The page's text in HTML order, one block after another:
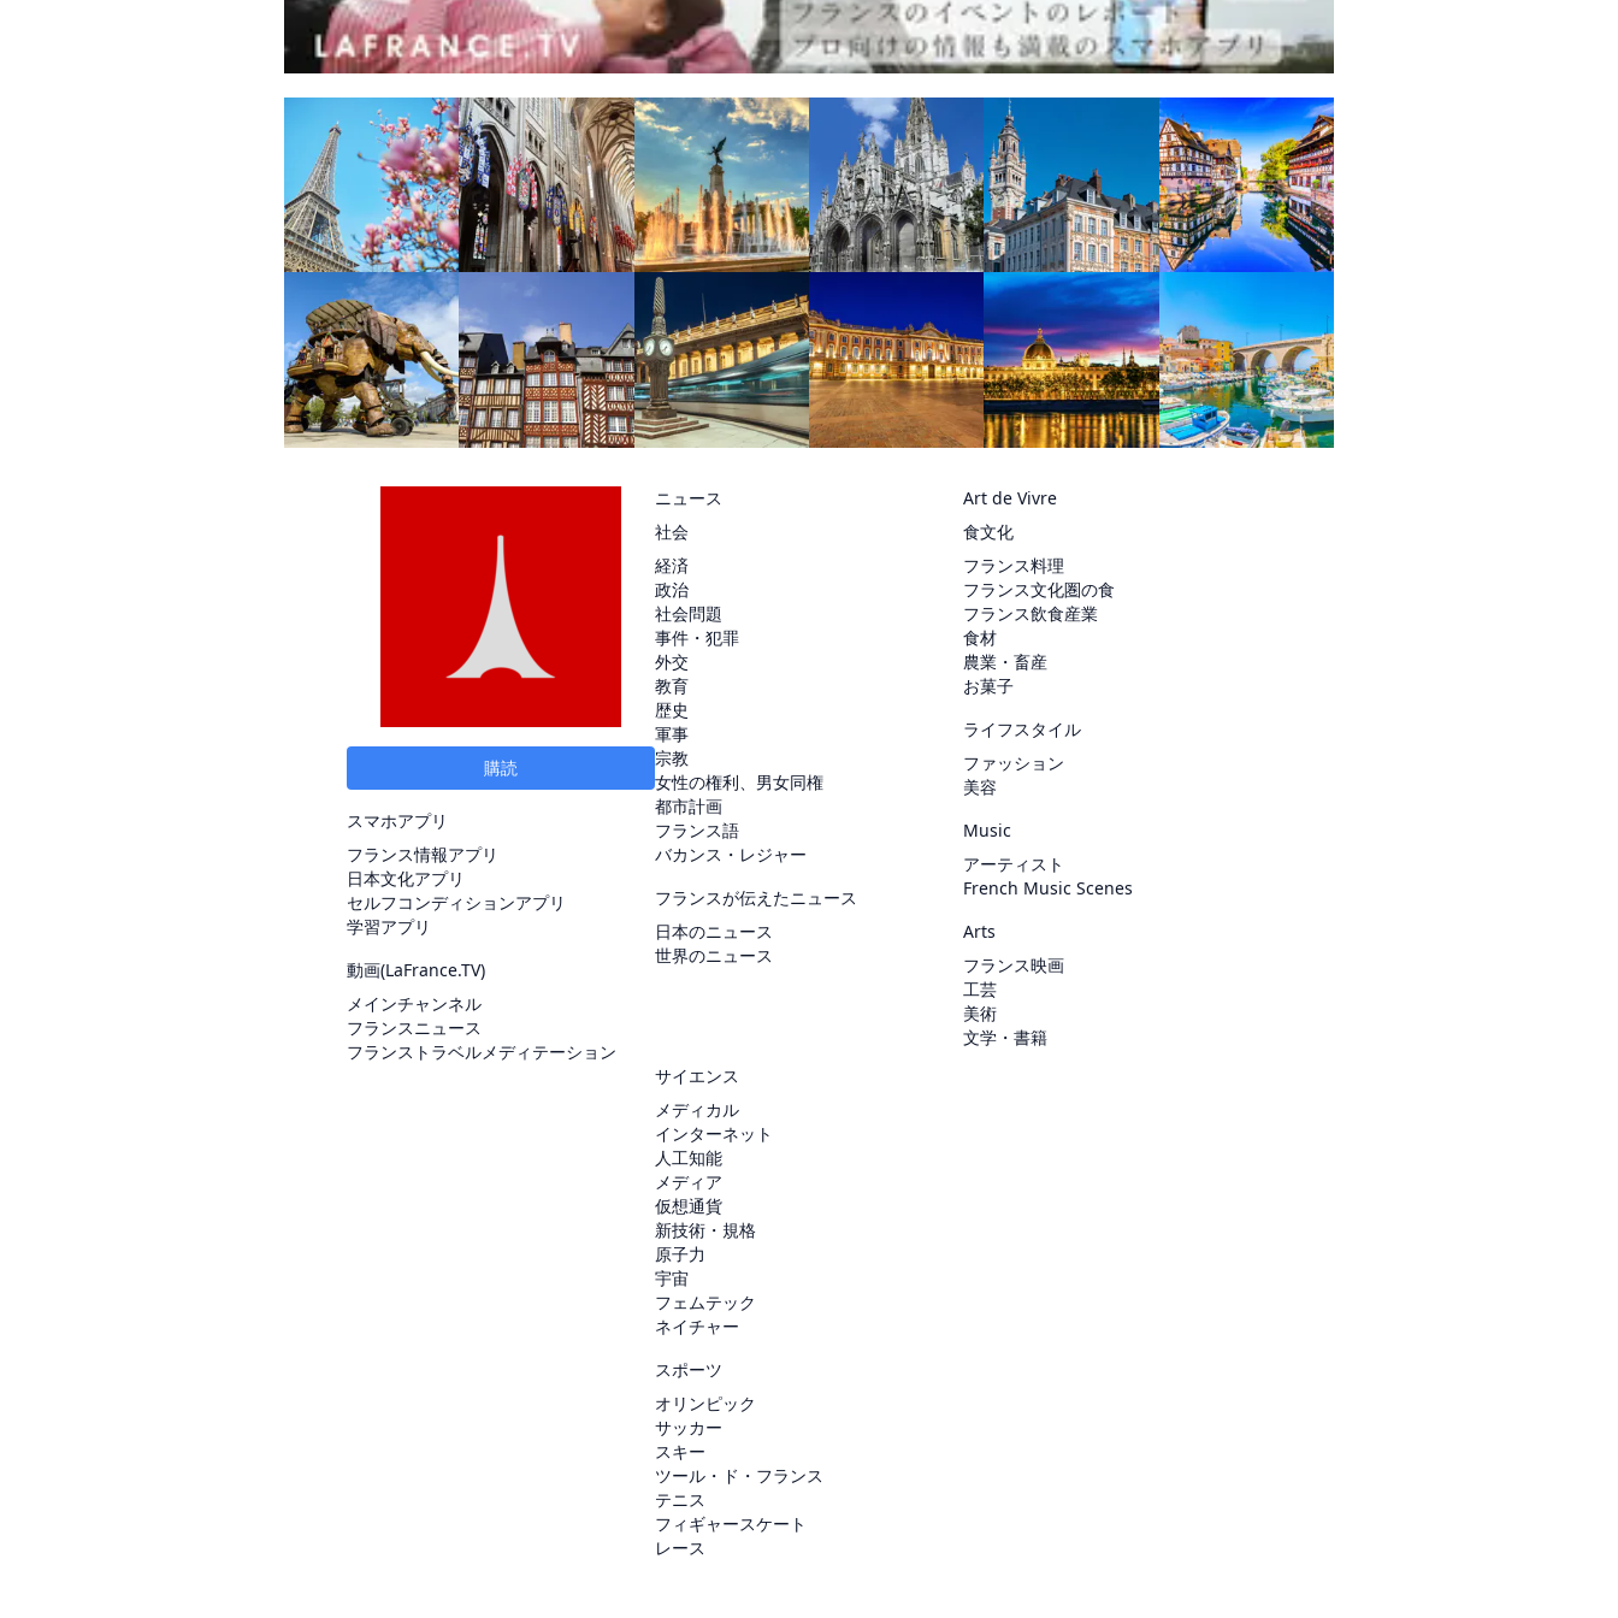
購読
スマホアプリ
フランス情報アプリ
日本文化アプリ
セルフコンディションアプリ
学習アプリ
動画(LaFrance.TV)
メインチャンネル
フランスニュース
フランストラベルメディテーション
ニュース
社会
経済
政治
社会問題
事件・犯罪
外交
教育
歴史
軍事
宗教
女性の権利、男女同権
都市計画
フランス語
バカンス・レジャー
フランスが伝えたニュース
日本のニュース
世界のニュース
Art de Vivre
食文化
フランス料理
フランス文化圏の食
フランス飲食産業
食材
農業・畜産
お菓子
ライフスタイル
ファッション
美容
Music
アーティスト
French Music Scenes
Arts
フランス映画
工芸
美術
文学・書籍
サイエンス
メディカル
インターネット
人工知能
メディア
仮想通貨
新技術・規格
原子力
宇宙
フェムテック
ネイチャー
スポーツ
オリンピック
サッカー
スキー
ツール・ド・フランス
テニス
フィギャースケート
レース